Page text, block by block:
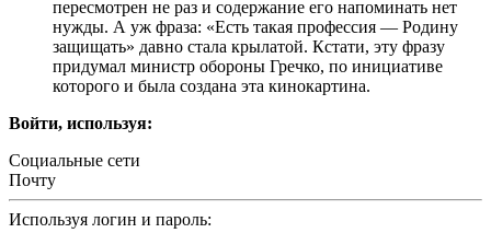
пересмотрен не раз и содержание его напоминать нет
нужды. А уж фраза: «Есть такая профессия — Родину
защищать» давно стала крылатой. Кстати, эту фразу
придумал министр обороны Гречко, по инициативе
которого и была создана эта кинокартина.
Войти, используя:
Социальные сети
Почту
Используя логин и пароль: